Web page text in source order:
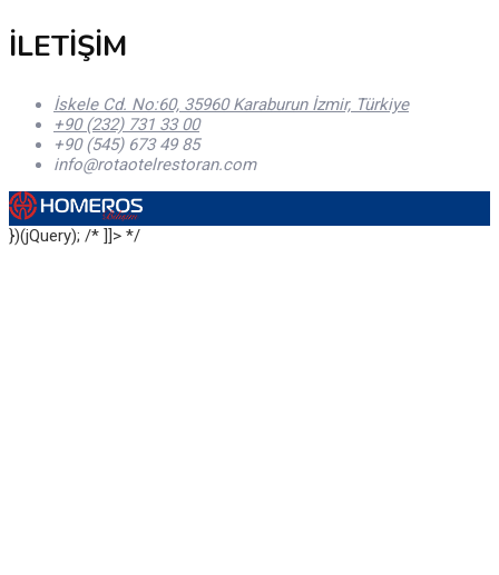
İLETİŞİM
İskele Cd. No:60, 35960 Karaburun İzmir, Türkiye
+90 (232) 731 33 00
+90 (545) 673 49 85
info@rotaotelrestoran.com
})(jQuery); /* ]]> */